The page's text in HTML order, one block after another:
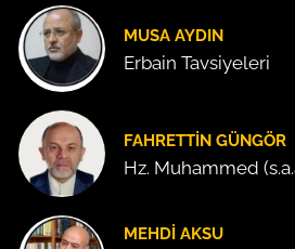
MUSA AYDIN
Erbain Tavsiyeleri
FAHRETTIN GÜNGÖR
Hz. Muhammed
MEHDI AKSU